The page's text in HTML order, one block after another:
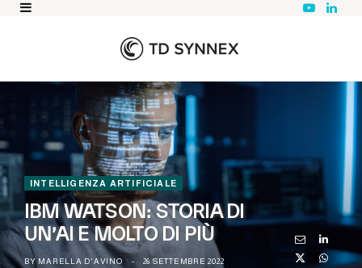
Y
L
INTELLIGENZA ARTIFICIALE
IBM WATSON: STORIA DI
UN’AI E MOLTO DI PIÙ
BY MARELLA D'AVINO 26 SETTEMBRE 2022